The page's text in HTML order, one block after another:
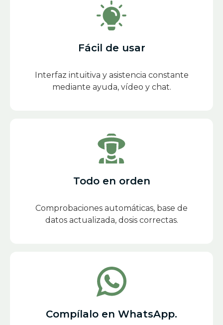
Fácil de usar
Interfaz intuitiva y asistencia constante
mediante ayuda, vídeo y chat.
Todo en orden
Comprobaciones automáticas, base de
datos actualizada, dosis correctas.
Compílalo en WhatsApp.